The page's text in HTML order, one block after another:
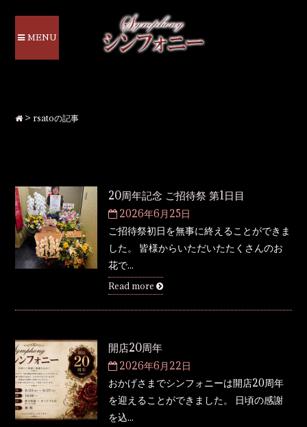
MENU
>rsatoの記事
20周年記念 ご招待祭 第1日目
2026年6月25日
ご招待祭初日を無事に終えることができま
した。 皆様からいただいたたくさんのお
花で...
Read more
開店20周年
2026年6月22日
おかげさまでシンフォニーは開店20周年
を迎えることができました。 日頃の感謝
を込...